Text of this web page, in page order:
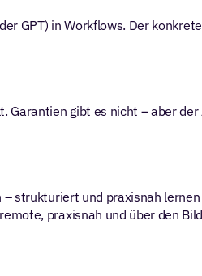
GPT) in Workflows. Der
gibt es nicht – aber
praxisnah und über den